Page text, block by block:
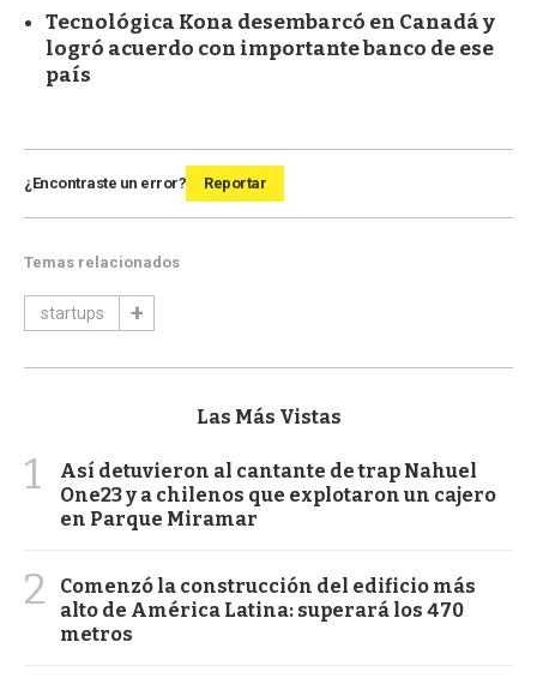
Tecnológica Kona desembarcó en Canadá y
logró acuerdo con importante banco de ese
país
¿Encontraste un error? Reportar
Temas relacionados
startups
Las Más Vistas
1
Así detuvieron al cantante de trap Nahuel
One23 y a chilenos que explotaron un cajero
en Parque Miramar
2
Comenzó la construcción del edificio más
alto de América Latina: superará los 470
metros